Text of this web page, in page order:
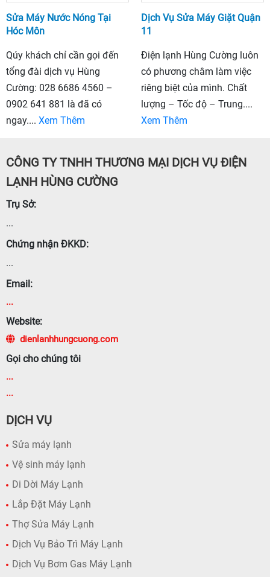
Sửa Máy Nước Nóng Tại
Hóc Môn
Qúy khách chỉ cần gọi đến
tổng đài dịch vụ Hùng
Cường: 028 6686 4560 –
0902 641 881 là đã có
ngay.... Xem Thêm
Dịch Vụ Sửa Máy Giặt Quận
11
Điện lạnh Hùng Cường luôn
có phương châm làm việc
riêng biệt của mình. Chất
lượng – Tốc độ – Trung....
Xem Thêm
CÔNG TY TNHH THƯƠNG MẠI DỊCH VỤ ĐIỆN
LẠNH HÙNG CƯỜNG
Trụ Sở:
...
Chứng nhận ĐKKD:
...
Email:
...
Website:
dienlanhhungcuong.com
Gọi cho chúng tôi
...
...
DỊCH VỤ
Sửa máy lạnh
Vệ sinh máy lạnh
Di Dời Máy Lạnh
Lắp Đặt Máy Lạnh
Thợ Sửa Máy Lạnh
Dịch Vụ Bảo Trì Máy Lạnh
Dịch Vụ Bơm Gas Máy Lạnh